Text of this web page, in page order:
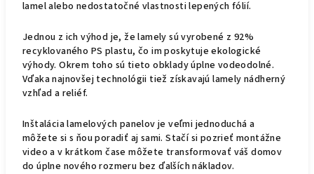
lamel alebo nedostatočné vlastnosti lepených fólií.
Jednou z ich výhod je, že lamely sú vyrobené z 92%
recyklovaného PS plastu, čo im poskytuje ekologické
výhody. Okrem toho sú tieto obklady úplne vodeodolné.
Vďaka najnovšej technológii tiež získavajú lamely nádherný
vzhľad a reliéf.
Inštalácia lamelových panelov je veľmi jednoduchá a
môžete si s ňou poradiť aj sami. Stačí si pozrieť montážne
video a v krátkom čase môžete transformovať váš domov
do úplne nového rozmeru bez ďalších nákladov.